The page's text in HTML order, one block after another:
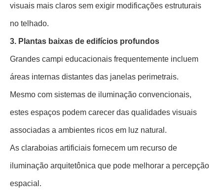
visuais mais claros sem exigir modificações estruturais
no telhado.
3. Plantas baixas de edifícios profundos
Grandes campi educacionais frequentemente incluem
áreas internas distantes das janelas perimetrais.
Mesmo com sistemas de iluminação convencionais,
estes espaços podem carecer das qualidades visuais
associadas a ambientes ricos em luz natural.
As claraboias artificiais fornecem um recurso de
iluminação arquitetônica que pode melhorar a percepção
espacial.